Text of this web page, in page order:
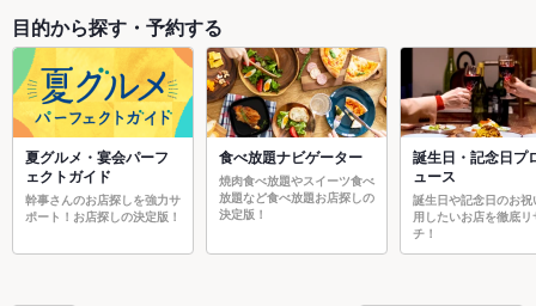
目的から探す・予約する
夏グルメ・宴会パーフ
ェクトガイド
幹事さんのお店探しを強力サ
ポート！お店探しの決定版！
食べ放題ナビゲーター
焼肉食べ放題やスイーツ食べ
放題など食べ放題お店探しの
決定版！
誕生日・記念日プ
ュース
誕生日や記念日のお祝
用したいお店を徹底リ
チ！